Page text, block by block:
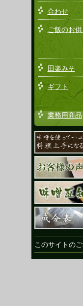
合わせ
ご飯のお
田楽みそ
ギフト
業務用商品
このサイトの